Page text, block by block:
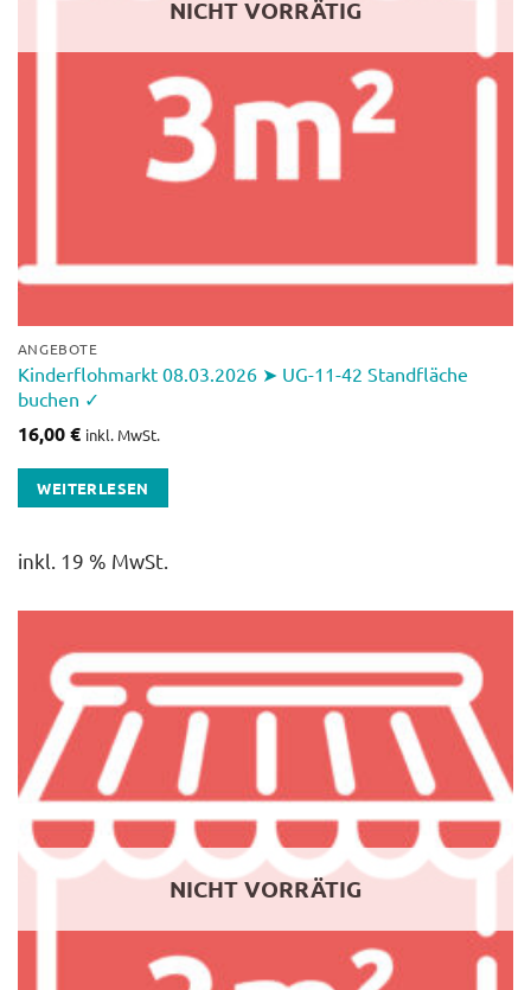
NICHT VORRÄTIG
ANGEBOTE
Kinderflohmarkt 08.03.2026 ➤ UG-11-42 Standfläche
buchen ✓
16,00€ inkl. MwSt.
WEITERLESEN
inkl. 19 % MwSt.
NICHT VORRÄTIG